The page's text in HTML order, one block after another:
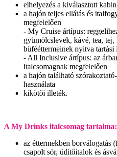
elhelyezés a kiválasztott
a hajón teljes ellátás és
megfelelően
- My Cruise ártípus:
gyümölcslevek, kávé, tea,
büfééttermeinek nyitva tartási
- All Inclusive ártípus: az
italcsomagnak megfelelően
a hajón található
használata
kikötői illeték.
A My Drinks italcsomag tartalma:
az éttermekben borválogatás
csapolt sör, üdítőitalok és